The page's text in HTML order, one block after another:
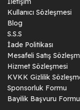
Kullanıcı Sözleşmesi
Blog
S.S.S
İade Politikası
Mesafeli Satış
Hizmet Sözleşmesi
KVKK Gizlilik
Sponsorluk Formu
Bayilik Başvuru Formu